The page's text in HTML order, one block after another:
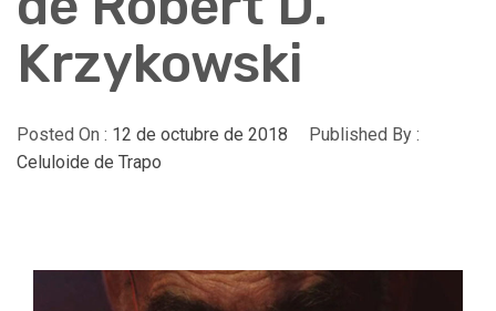
Krzykowski
Posted On : 12 de octubre de 2018
Published By :
Celuloide de Trapo